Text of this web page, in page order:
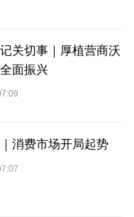
关切事｜厚植营商沃
面振兴
消费市场开局起势